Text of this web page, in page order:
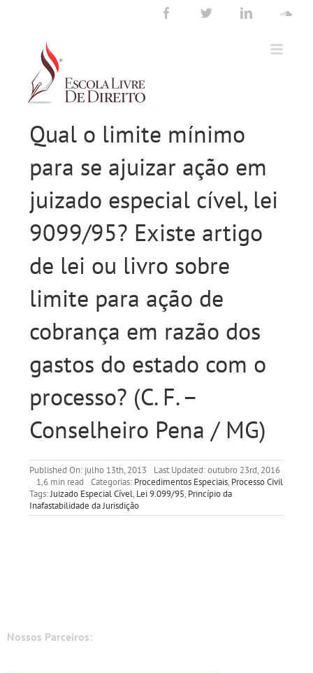
LinkedIn
Twitter
Facebook
Qual o limite mínimo
para se ajuizar ação em
juizado especial cível, lei
9099/95? Existe artigo
de lei ou livro sobre
limite para ação de
cobrança em razão dos
gastos do estado com o
processo? (C. F. –
Conselheiro Pena / MG)
Published On: julho 13th, 2013
Last Updated: outubro 23rd, 2016
1,6 min read
Categorias: Procedimentos Especiais, Processo Civil
Tags:Juizado Especial Cível, Lei 9.099/95, Princípio da
Inafastabilidade da Jurisdição
Nossos Parceiros: